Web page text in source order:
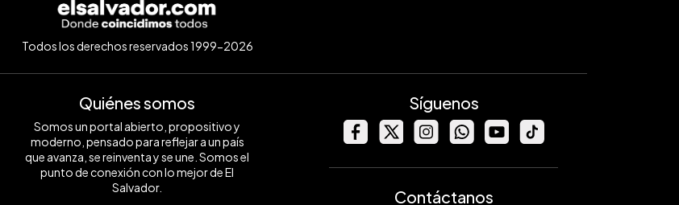
Todos los derechos reservados 1999-2026
Quiénes somos
Somos un portal abierto, propositivo y
moderno, pensado para reflejar a un país
que avanza, se reinventa y se une. Somos el
punto de conexión con lo mejor de El
Salvador.
Síguenos
Contáctanos